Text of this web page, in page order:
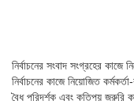
নির্বাচনের সংবাদ সংগ্রহের কাজে
নির্বাচনের কাজে নিয়োজিত
বৈধ পরিদর্শক এবং কতিপয় জরুরি